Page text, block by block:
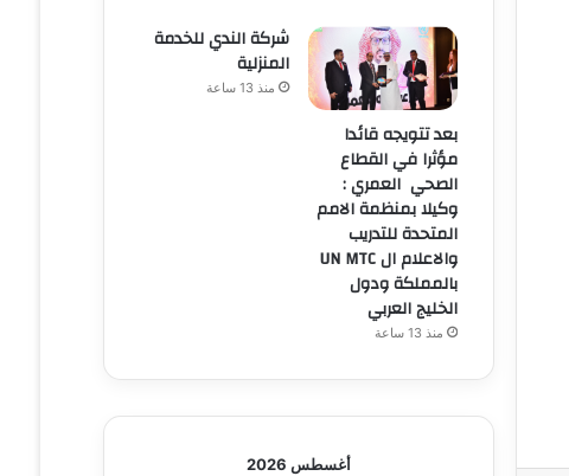
بعد تتويجه قائدا
مؤثرا في القطاع
الصحي العمري :
وكيلا بمنظمة الامم
المتحدة للتدريب
والاعلام ال UN MTC
بالمملكة ودول
الخليج العربي
منذ 13 ساعة
شركة الندي للخدمة
المنزلية
منذ 13 ساعة
أغسطس 2026